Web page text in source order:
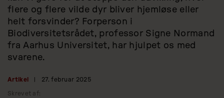
flere og flere vilde dyr bliver hjemløse eller
helt forsvinder? Forperson i
Biodiversitetsrådet, professor Signe Normand
fra Aarhus Universitet, har hjulpet os med
svarene.
Artikel 27. februar 2025
Skrevet af: